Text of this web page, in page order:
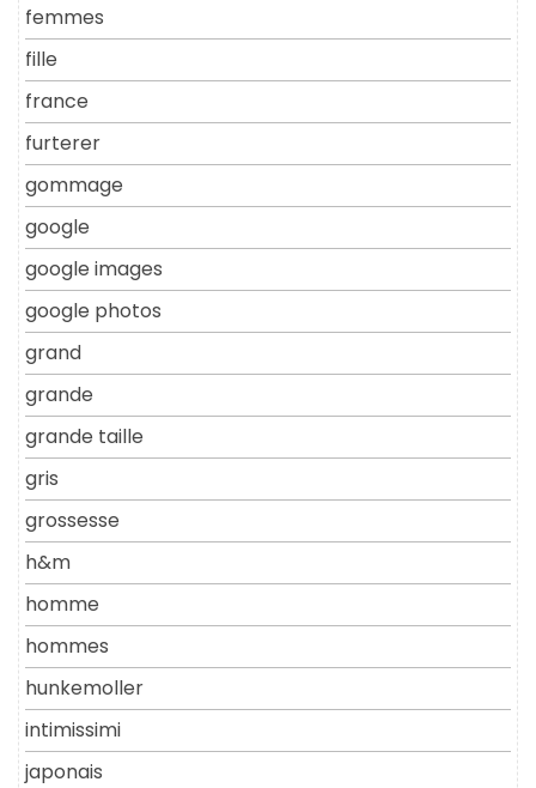
femmes
fille
france
furterer
gommage
google
google images
google photos
grand
grande
grande taille
gris
grossesse
h&m
homme
hommes
hunkemoller
intimissimi
japonais